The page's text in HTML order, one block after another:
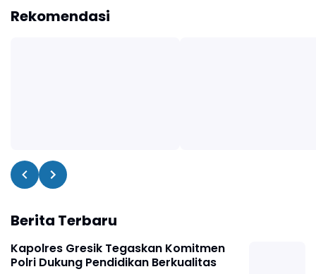
Rekomendasi
Berita Terbaru
Kapolres Gresik Tegaskan Komitmen
Polri Dukung Pendidikan Berkualitas